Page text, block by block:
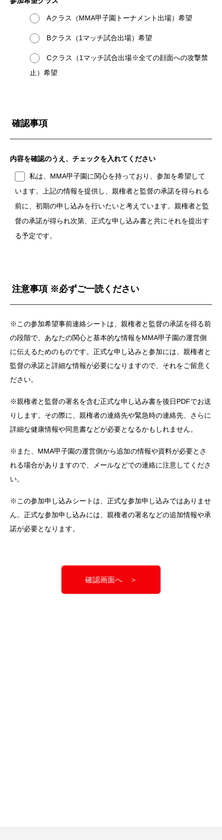
Aクラス（MMA甲子園トーナメント出場）希望
Bクラス（1マッチ試合出場）希望
Cクラス（1マッチ試合出場※全ての顔面への攻撃禁
止）希望
確認事項
内容を確認のうえ、チェックを入れてください
私は、MMA甲子園に関心を持っており、参加を希望して
います。上記の情報を提供し、親権者と監督の承諾を得られる
前に、初期の申し込みを行いたいと考えています。親権者と監
督の承諾が得られ次第、正式な申し込み書と共にそれを提出す
る予定です。
注意事項 ※必ずご一読ください
※この参加希望事前連絡シートは、親権者と監督の承諾を得る前
の段階で、あなたの関心と基本的な情報をMMA甲子園の運営側
に伝えるためのものです。正式な申し込みと参加には、親権者と
監督の承諾と詳細な情報が必要になりますので、それをご留意く
ださい。
※親権者と監督の署名を含む正式な申し込み書を後日PDFでお送
りします。その際に、親権者の連絡先や緊急時の連絡先、さらに
詳細な健康情報や同意書などが必要となるかもしれません。
※また、MMA甲子園の運営側から追加の情報や資料が必要とさ
れる場合がありますので、メールなどでの連絡に注意してくださ
い。
※この参加申し込みシートは、正式な参加申し込みではありませ
ん。正式な参加申し込みには、親権者の署名などの追加情報や承
諾が必要となります。